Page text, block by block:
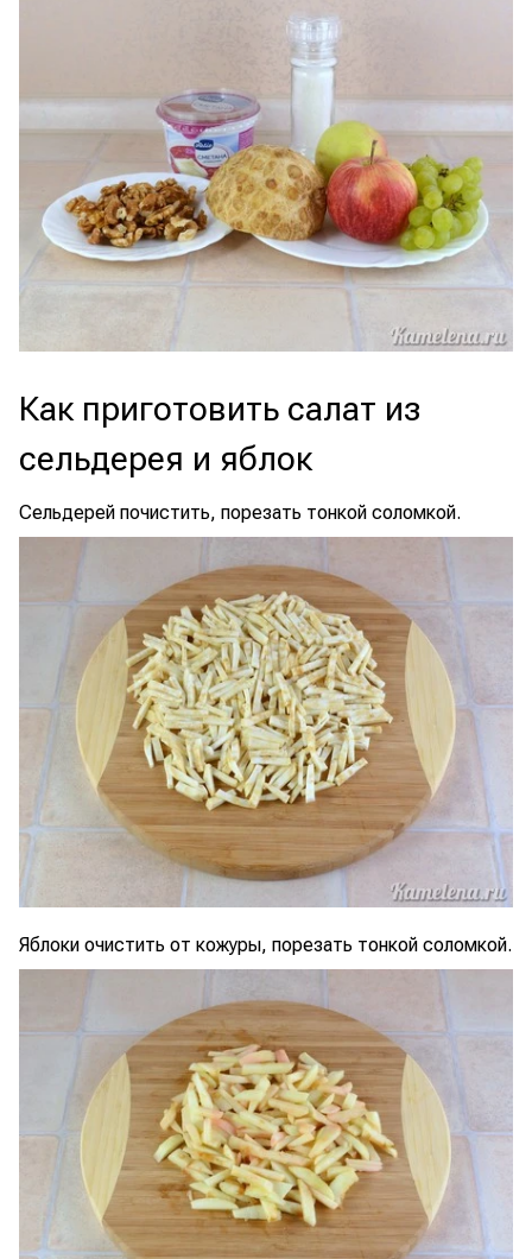
Как приготовить салат из
сельдерея и яблок
Сельдерей почистить, порезать тонкой соломкой.
Яблоки очистить от кожуры, порезать тонкой соломкой.